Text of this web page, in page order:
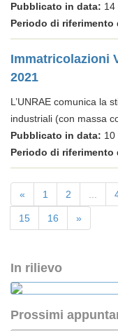
Pubblicato in data: 14
Periodo di riferimento
Immatricolazioni
2021
L’UNRAE comunica la
industriali (con massa
Pubblicato in data: 10
Periodo di riferimento
« 1 2
15 16 »
In rilievo
Prossimi